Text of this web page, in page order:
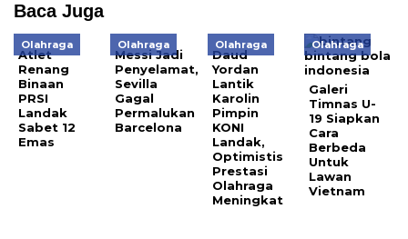
Baca Juga
Olahraga
Atlet
Renang
Binaan
PRSI
Landak
Sabet 12
Emas
Olahraga
Messi Jadi
Penyelamat,
Sevilla
Gagal
Permalukan
Barcelona
Olahraga
Daud
Yordan
Lantik
Karolin
Pimpin
KONI
Landak,
Optimistis
Prestasi
Olahraga
Meningkat
Olahraga
Galeri
Timnas U-
19 Siapkan
Cara
Berbeda
Untuk
Lawan
Vietnam